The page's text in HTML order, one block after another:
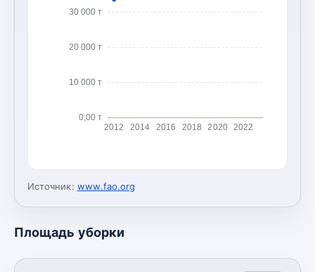
0,00 т
10 000 т
20 000 т
30 000 т
2012 2014 2016 2018 2020 2022
Источник: www.fao.org
Площадь уборки